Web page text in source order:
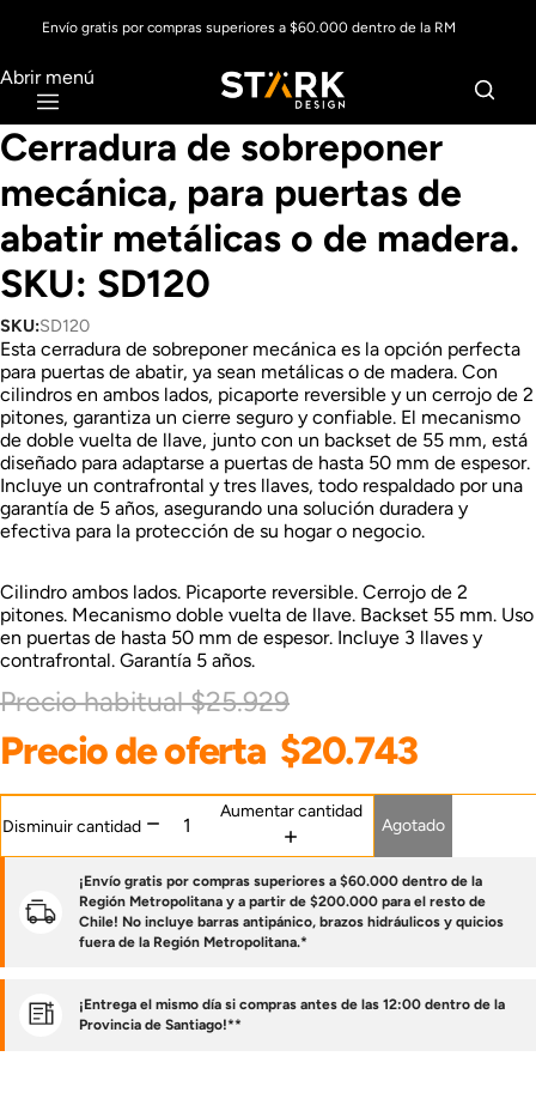
Envío gratis por compras superiores a $60.000 dentro de la RM
Abrir menú
Cerradura de sobreponer
mecánica, para puertas de
abatir metálicas o de madera.
SKU: SD120
SKU:SD120
Esta cerradura de sobreponer mecánica es la opción perfecta
para puertas de abatir, ya sean metálicas o de madera. Con
cilindros en ambos lados, picaporte reversible y un cerrojo de 2
pitones, garantiza un cierre seguro y confiable. El mecanismo
de doble vuelta de llave, junto con un backset de 55 mm, está
diseñado para adaptarse a puertas de hasta 50 mm de espesor.
Incluye un contrafrontal y tres llaves, todo respaldado por una
garantía de 5 años, asegurando una solución duradera y
efectiva para la protección de su hogar o negocio.
Cilindro ambos lados. Picaporte reversible. Cerrojo de 2
pitones. Mecanismo doble vuelta de llave. Backset 55 mm. Uso
en puertas de hasta 50 mm de espesor. Incluye 3 llaves y
contrafrontal. Garantía 5 años.
Precio habitual$25.929
Precio de oferta $20.743
Disminuir cantidad
Aumentar cantidad
Agotado
¡Envío gratis por compras superiores a $60.000 dentro de la
Región Metropolitana y a partir de $200.000 para el resto de
Chile! No incluye barras antipánico, brazos hidráulicos y quicios
fuera de la Región Metropolitana.*
¡Entrega el mismo día si compras antes de las 12:00 dentro de la
Provincia de Santiago!**